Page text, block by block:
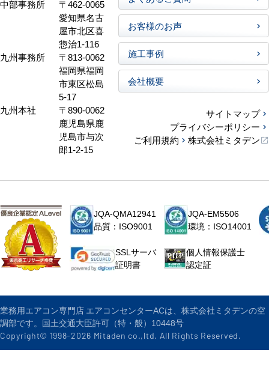
中部事務所
〒462-0065
愛知県名古
屋市北区喜
惣治1-116
九州事務所
〒813-0062
福岡県福岡
市東区松島
5-17
九州本社
〒890-0062
鹿児島県鹿
児島市与次
郎1-2-15
お客様のお声
施工事例
会社概要
サイトマップ
プライバシーポリシー
ご利用規約
株式会社ミタデン
JQA-QMA12941
品質：ISO9001
JQA-EM5506
環境：ISO14001
SSLサーバ
証明書
個人情報保護士
認定証
業務用エアコン専門店 エアコンセンターACは、株式会社ミタデンの空
調部です。国土交通大臣許可（特・般）10448号
Copyright© 1998-2026 Mitaden co.,ltd. All Rights Reserved.